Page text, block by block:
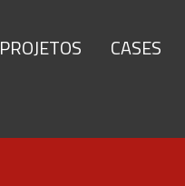
PROJETOS CASES